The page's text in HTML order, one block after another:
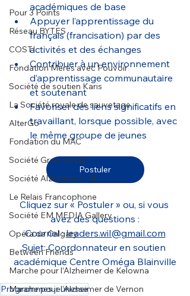
Pour 3 Points
Réseau BYTES
COSTI
Fondation Mères avec Pouvoir
Société de soutien Karis
La Société royale de sauvetage
AlterGo
Fondation du MAC
Société Grow Local
Société Alzheimer C.-B
Le Relais Francophone
Société EM MEDIA Gallery
Opéra de Calgary
Between Friends
Marche pour l’Alzheimer de Kelowna
Marche pour l’Alzheimer de Vernon
académiques de base
Appuyer l’apprentissage du
français (francisation) par des
activités et des échanges
Contribuer à un environnement
d’apprentissage communautaire
et soutenant
Favoriser des liens significatifs en
travaillant, lorsque possible, avec
le même groupe de jeunes
Postuler
Cliquez sur « Postuler » ou, si vous
avez des questions :
Courriel : leaders.wil@gmail.com
Sujet: Coordonnateur en soutien
académique Centre Oméga Blainville
Programmes jeunesse